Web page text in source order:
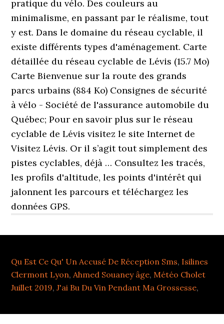
pratique du vélo. Des couleurs au
minimalisme, en passant par le réalisme, tout
y est. Dans le domaine du réseau cyclable, il
existe différents types d'aménagement. Carte
détaillée du réseau cyclable de Lévis (15.7 Mo)
Carte Bienvenue sur la route des grands
parcs urbains (884 Ko) Consignes de sécurité
à vélo - Société de l'assurance automobile du
Québec; Pour en savoir plus sur le réseau
cyclable de Lévis visitez le site Internet de
Visitez Lévis. Or il s’agit tout simplement des
pistes cyclables, déjà … Consultez les tracés,
les profils d'altitude, les points d'intérêt qui
jalonnent les parcours et téléchargez les
données GPS.
Qu Est Ce Qu' Un Accusé De Réception Sms, Isilines
Clermont Lyon,Ahmed Souaney âge,Météo Cholet
Juillet 2019,J'ai Bu Du Vin Pendant Ma Grossesse,